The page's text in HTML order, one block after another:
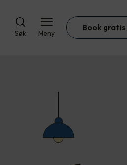
Søk Meny
Book